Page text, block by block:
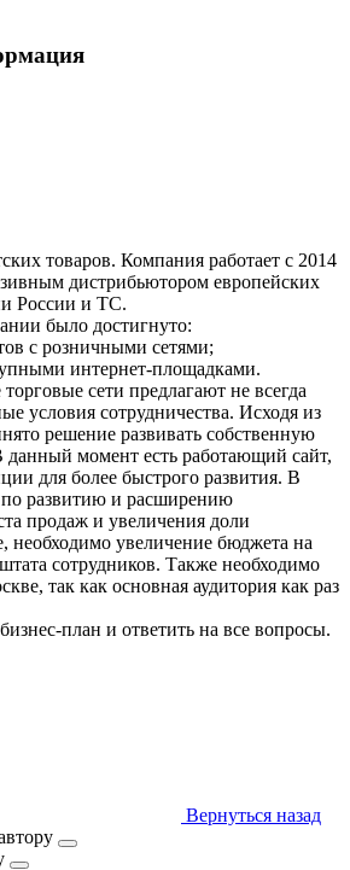
товаров. Компания работает с 2014
дистрибьютором европейских
России и ТС.
было достигнуто:
с розничными сетями;
интернет-площадками.
сети предлагают не всегда
условия сотрудничества. Исходя из
решение развивать собственную
данный момент есть работающий сайт,
для более быстрого развития. В
развитию и расширению
продаж и увеличения доли
необходимо увеличение бюджета на
сотрудников. Также необходимо
так как основная аудитория как раз
план и ответить на все вопросы.
Вернуться назад